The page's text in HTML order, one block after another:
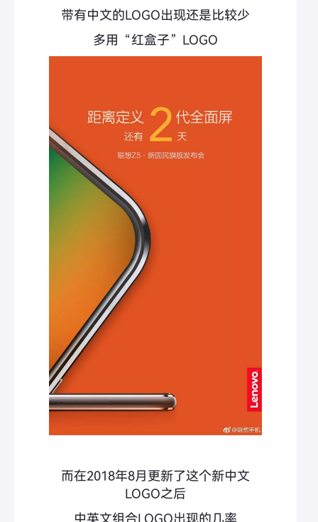
带有中文的LOGO出现还是比较少
多用“红盒子”LOGO
而在2018年8月更新了这个新中文
LOGO之后
中英文组合LOGO出现的几率